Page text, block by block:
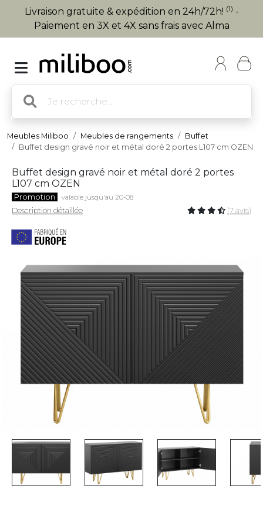
Livraison gratuite & expédition en 24h/72h! (1) -
Paiement en 3X et 4X sans frais avec Alma
Meubles Miliboo Meubles de rangements
Buffet
Buffet design gravé noir et métal doré 2 portes L107 cm OZEN
Buffet design gravé noir et métal doré 2 portes
L107 cm OZEN
Promotion valable jusqu'au 20-08
Description détaillée (7 avis)